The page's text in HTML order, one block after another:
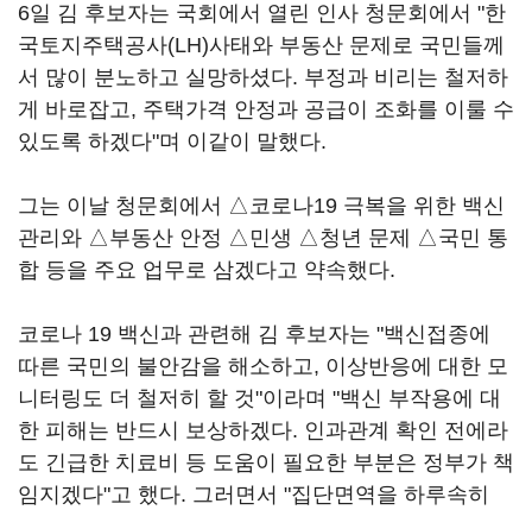
6일 김 후보자는 국회에서 열린 인사 청문회에서 "한
국토지주택공사(LH)사태와 부동산 문제로 국민들께
서 많이 분노하고 실망하셨다. 부정과 비리는 철저하
게 바로잡고, 주택가격 안정과 공급이 조화를 이룰 수
있도록 하겠다"며 이같이 말했다.
그는 이날 청문회에서 △코로나19 극복을 위한 백신
관리와 △부동산 안정 △민생 △청년 문제 △국민 통
합 등을 주요 업무로 삼겠다고 약속했다.
코로나 19 백신과 관련해 김 후보자는 "백신접종에
따른 국민의 불안감을 해소하고, 이상반응에 대한 모
니터링도 더 철저히 할 것"이라며 "백신 부작용에 대
한 피해는 반드시 보상하겠다. 인과관계 확인 전에라
도 긴급한 치료비 등 도움이 필요한 부분은 정부가 책
임지겠다"고 했다. 그러면서 "집단면역을 하루속히